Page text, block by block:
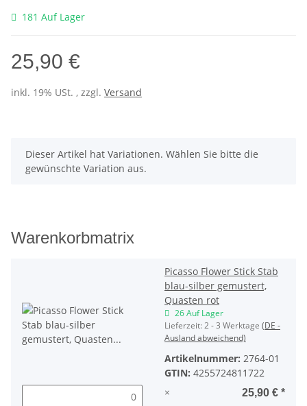
181 Auf Lager
25,90 €
inkl. 19% USt. , zzgl. Versand
x
Dieser Artikel hat Variationen. Wählen Sie bitte die
gewünschte Variation aus.
Warenkorbmatrix
Picasso Flower Stick Stab
blau-silber gemustert,
Quasten rot
26 Auf Lager
Lieferzeit:2 - 3 Werktage (DE -
Ausland abweichend)
Artikelnummer: 2764-01
GTIN: 4255724811722
×
25,90 € *